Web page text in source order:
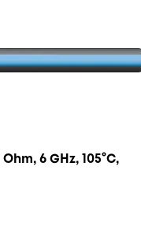
6 GHz, 105°C,